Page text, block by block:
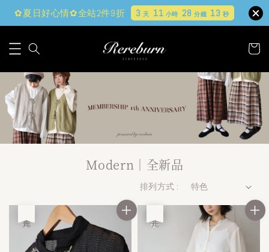
✿夏日好心情✿全站2件9折 3天 11小時 28分鐘 12 秒
Modern｜全新品
排列方式 :